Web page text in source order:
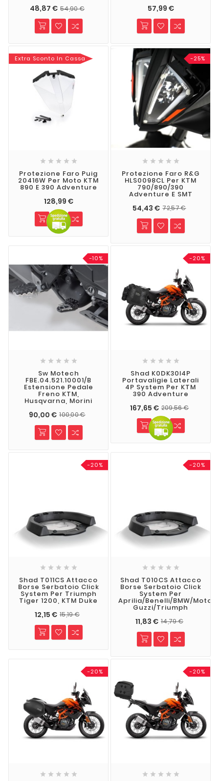
48,87 € 54,90 € 57,99 €
Extra Sconto In Cassa
    
Protezione Faro Puig
20416W Per Moto KTM
890 E 390 Adventure
128,99 €
-25%
    
Protezione Faro R&G
HLS0098CL Per KTM
790/890/390
Adventure E SMT
54,43 € 72,57 €
-10%
    
Sw Motech
FBE.04.521.10001/B
Estensione Pedale
Freno KTM,
Husqvarna, Morini
90,00 € 100,00 €
-20%
    
Shad K0DK30I4P
Portavaligie Laterali
4P System Per KTM
390 Adventure
167,65 € 209,56 €
-20%
    
Shad T011CS Attacco
Borse Serbatoio Click
System Per Triumph
Tiger 1200, KTM Duke
12,15 € 15,19 €
-20%
    
Shad T010CS Attacco
Borse Serbatoio Click
System Per
Aprilia/Benelli/BMW/Moto
Guzzi/Triumph
11,83 € 14,79 €
-20%
    
-20%
    